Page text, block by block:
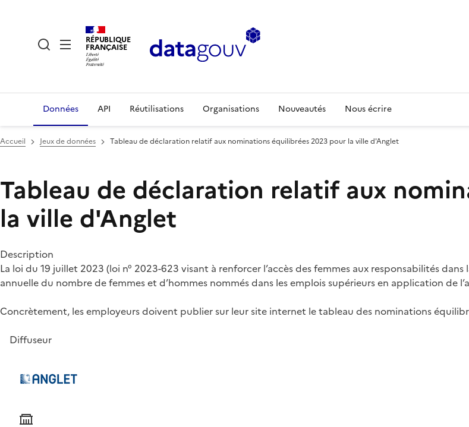
RÉPUBLIQUE
FRANÇAISE
Données API Réutilisations Organisations Nouveautés Nous écrire
Accueil Jeux de données Tableau de déclaration relatif aux nominations équilibrées 2023 pour la ville d'Anglet
Tableau de déclaration relatif aux
la ville d'Anglet
Description
La loi du 19 juillet 2023 (loi n° 2023-623 visant à renforcer l’accès des femmes aux responsabilités
annuelle du nombre de femmes et d’hommes nommés dans les emplois supérieurs en application de
Concrètement, les employeurs doivent publier sur leur site internet le tableau des nominations
Diffuseur